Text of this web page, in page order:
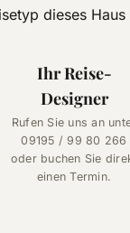
dieses
Ihr Reise-
Designer
Rufen Sie uns an
09195 / 99 80 266
oder buchen Sie
einen Termin.